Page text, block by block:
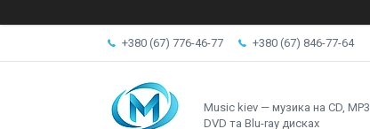
+380 (67) 776-46-77 +380 (67) 846-77-64
Music kiev — музика на CD, MP3,
DVD та Blu-ray дисках